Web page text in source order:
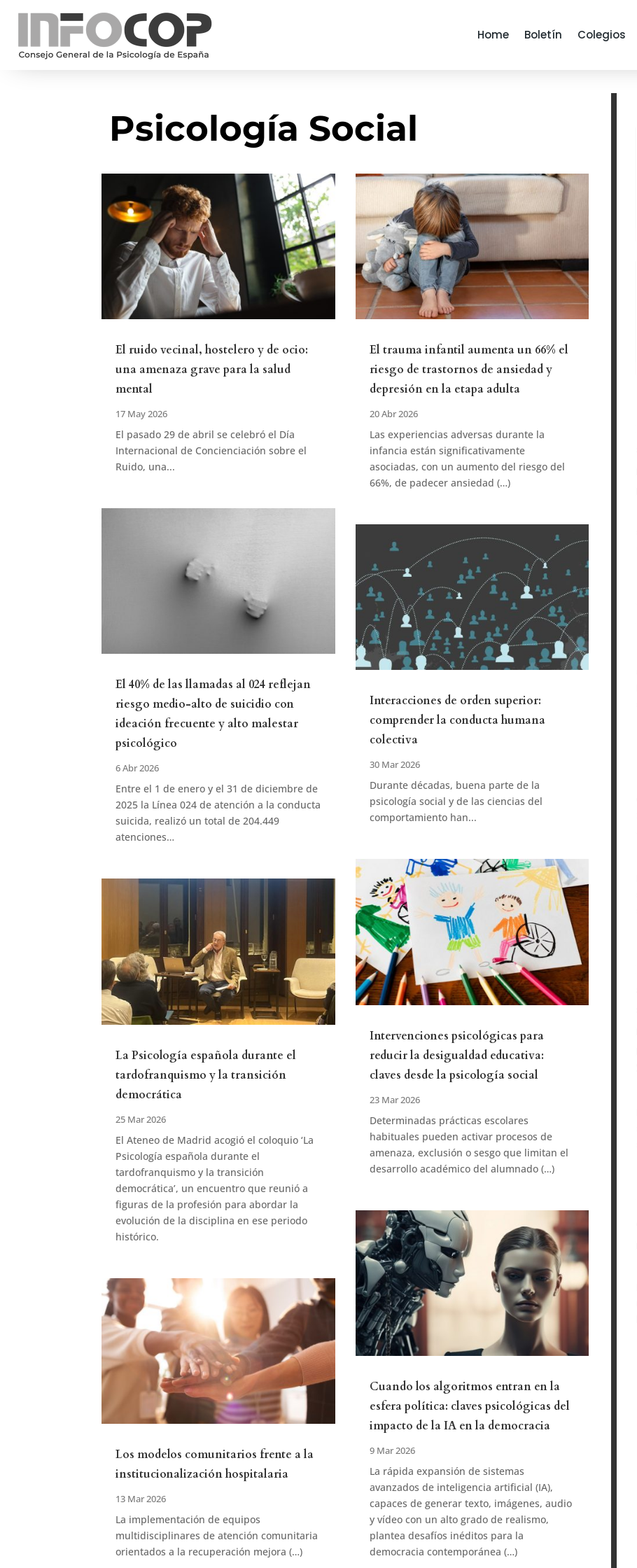
Home Boletín Colegios
Psicología Social
El ruido vecinal, hostelero y de ocio:
una amenaza grave para la salud
mental
17 May 2026
El pasado 29 de abril se celebró el Día
Internacional de Concienciación sobre el
Ruido, una...
El 40% de las llamadas al 024 reflejan
riesgo medio-alto de suicidio con
ideación frecuente y alto malestar
psicológico
6 Abr 2026
Entre el 1 de enero y el 31 de diciembre de
2025 la Línea 024 de atención a la conducta
suicida, realizó un total de 204.449
atenciones…
La Psicología española durante el
tardofranquismo y la transición
democrática
25 Mar 2026
El Ateneo de Madrid acogió el coloquio ‘La
Psicología española durante el
tardofranquismo y la transición
democrática’, un encuentro que reunió a
figuras de la profesión para abordar la
evolución de la disciplina en ese periodo
histórico.
Los modelos comunitarios frente a la
institucionalización hospitalaria
13 Mar 2026
La implementación de equipos
multidisciplinares de atención comunitaria
orientados a la recuperación mejora (…)
El trauma infantil aumenta un 66% el
riesgo de trastornos de ansiedad y
depresión en la etapa adulta
20 Abr 2026
Las experiencias adversas durante la
infancia están significativamente
asociadas, con un aumento del riesgo del
66%, de padecer ansiedad (…)
Interacciones de orden superior:
comprender la conducta humana
colectiva
30 Mar 2026
Durante décadas, buena parte de la
psicología social y de las ciencias del
comportamiento han...
Intervenciones psicológicas para
reducir la desigualdad educativa:
claves desde la psicología social
23 Mar 2026
Determinadas prácticas escolares
habituales pueden activar procesos de
amenaza, exclusión o sesgo que limitan el
desarrollo académico del alumnado (…)
Cuando los algoritmos entran en la
esfera política: claves psicológicas del
impacto de la IA en la democracia
9 Mar 2026
La rápida expansión de sistemas
avanzados de inteligencia artificial (IA),
capaces de generar texto, imágenes, audio
y vídeo con un alto grado de realismo,
plantea desafíos inéditos para la
democracia contemporánea (…)